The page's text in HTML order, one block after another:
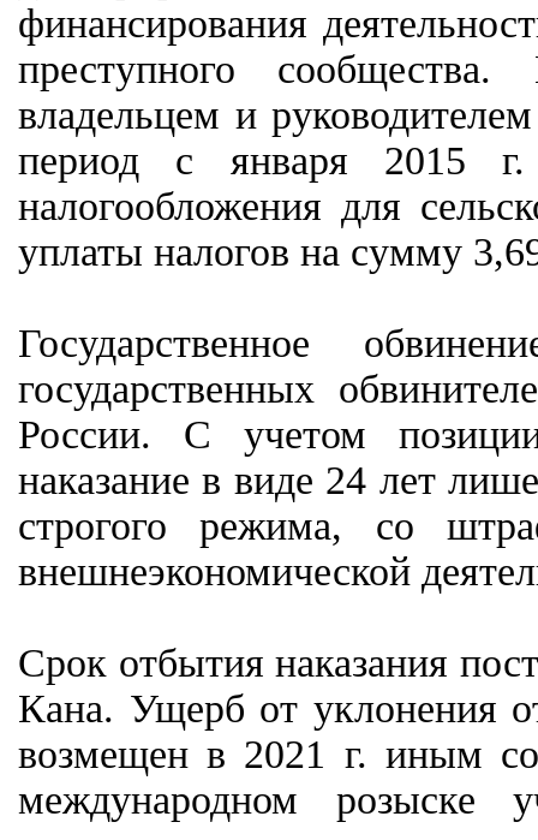
финансирования
преступного
владельцем и
период с января 2015
налогообложения для
уплаты налогов на сумму
Государственное
государственных
России. С учетом
наказание в виде 24 лет
строгого режима, со
внешнеэкономической
Срок отбытия наказания
Кана. Ущерб от уклонения
возмещен в 2021 г. иным
международном розыске